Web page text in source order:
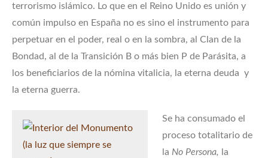
terrorismo islámico. Lo que en el Reino Unido es unión y
común impulso en España no es sino el instrumento para
perpetuar en el poder, real o en la sombra, al Clan de la
Bondad, al de la Transición B o más bien P de Parásita, a
los beneficiarios de la nómina vitalicia, la eterna deuda y
la eterna guerra.
Se ha consumado el
proceso totalitario de
la No Persona, la